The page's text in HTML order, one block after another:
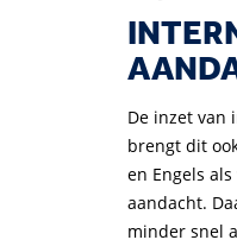
De inzet van
brengt dit
en Engels
aandacht.
minder snel